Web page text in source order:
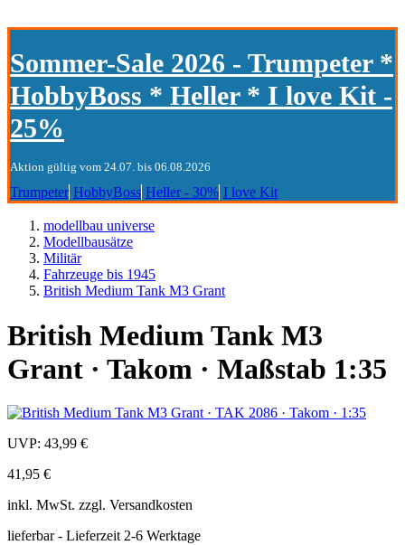
Sommer-Sale 2026 - Trumpeter *
HobbyBoss * Heller * I love Kit -
25%
Aktion gültig vom 24.07. bis 06.08.2026
Trumpeter HobbyBoss Heller - 30% I love Kit
modellbau universe
Modellbausätze
Militär
Fahrzeuge bis 1945
British Medium Tank M3 Grant
British Medium Tank M3
Grant · Takom · Maßstab 1:35
UVP: 43,99 €
41,95 €
inkl. MwSt. zzgl. Versandkosten
lieferbar - Lieferzeit 2-6 Werktage